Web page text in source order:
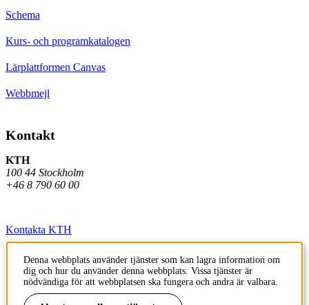
Schema
Kurs- och programkatalogen
Lärplattformen Canvas
Webbmejl
Kontakt
KTH
100 44 Stockholm
+46 8 790 60 00
Kontakta KTH
Jobba på KTH
Press och media
Denna webbplats använder tjänster som kan lagra information om
dig och hur du använder denna webbplats. Vissa tjänster är
nödvändiga för att webbplatsen ska fungera och andra är valbara.